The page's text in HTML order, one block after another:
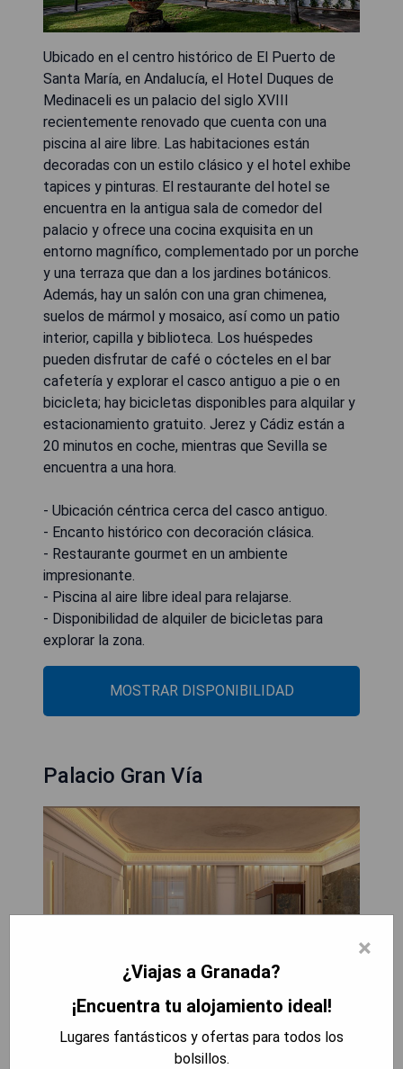
Ubicado en el centro histórico de El Puerto de
Santa María, en Andalucía, el Hotel Duques de
Medinaceli es un palacio del siglo XVIII
recientemente renovado que cuenta con una
piscina al aire libre. Las habitaciones están
decoradas con un estilo clásico y el hotel exhibe
tapices y pinturas. El restaurante del hotel se
encuentra en la antigua sala de comedor del
palacio y ofrece una cocina exquisita en un
entorno magnífico, complementado por un porche
y una terraza que dan a los jardines botánicos.
Además, hay un salón con una gran chimenea,
suelos de mármol y mosaico, así como un patio
interior, capilla y biblioteca. Los huéspedes
pueden disfrutar de café o cócteles en el bar
cafetería y explorar el casco antiguo a pie o en
bicicleta; hay bicicletas disponibles para alquilar y
estacionamiento gratuito. Jerez y Cádiz están a
20 minutos en coche, mientras que Sevilla se
encuentra a una hora.
- Ubicación céntrica cerca del casco antiguo.
- Encanto histórico con decoración clásica.
- Restaurante gourmet en un ambiente
impresionante.
- Piscina al aire libre ideal para relajarse.
- Disponibilidad de alquiler de bicicletas para
explorar la zona.
MOSTRAR DISPONIBILIDAD
Palacio Gran Vía
Bien situado en Granada, el Palacio Gran Vía, un
×
¿Viajas a Granada?
¡Encuentra tu alojamiento ideal!
Lugares fantásticos y ofertas para todos los
bolsillos.